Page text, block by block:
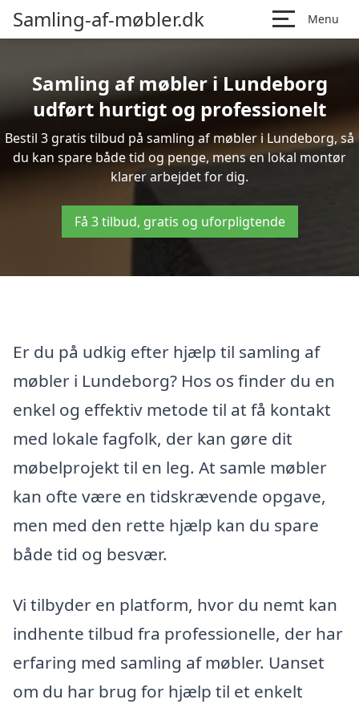
Samling-af-møbler.dk Menu
Samling af møbler i Lundeborg
udført hurtigt og professionelt
Bestil 3 gratis tilbud på samling af møbler i Lundeborg, så
du kan spare både tid og penge, mens en lokal montør
klarer arbejdet for dig.
Få 3 tilbud, gratis og uforpligtende
Er du på udkig efter hjælp til samling af
møbler i Lundeborg? Hos os finder du en
enkel og effektiv metode til at få kontakt
med lokale fagfolk, der kan gøre dit
møbelprojekt til en leg. At samle møbler
kan ofte være en tidskrævende opgave,
men med den rette hjælp kan du spare
både tid og besvær.
Vi tilbyder en platform, hvor du nemt kan
indhente tilbud fra professionelle, der har
erfaring med samling af møbler. Uanset
om du har brug for hjælp til et enkelt